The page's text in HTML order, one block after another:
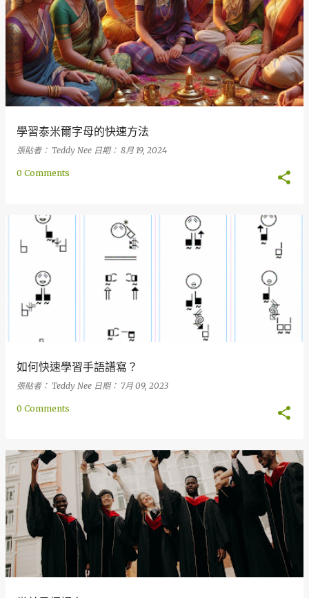
學習泰米爾字母的快速方法
張貼者： Teddy Nee 日期： 8月 19, 2024
0 Comments
如何快速學習手語譜寫？
張貼者： Teddy Nee 日期： 7月 09, 2023
0 Comments